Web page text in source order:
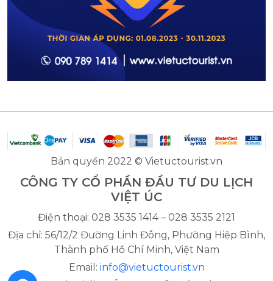
Bản quyền 2022 © Vietuctourist.vn
CÔNG TY CỔ PHẦN ĐẦU TƯ DU LỊCH
VIỆT ÚC
Điện thoại: 028 3535 1414 – 028 3535 2121
Địa chỉ: 56/12/2 Đường Linh Đông, Phường Hiệp Bình,
Thành phố Hồ Chí Minh, Việt Nam
Email: info@vietuctourist.vn